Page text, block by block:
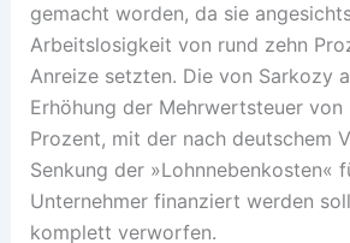
gemacht worden, da sie
Arbeitslosigkeit von rund zehn
Anreize setzten. Die von Sarkozy
Erhöhung der Mehrwertsteuer von
Prozent, mit der nach deutschem
Senkung der »Lohnnebenkosten«
Unternehmer finanziert werden
komplett verworfen.